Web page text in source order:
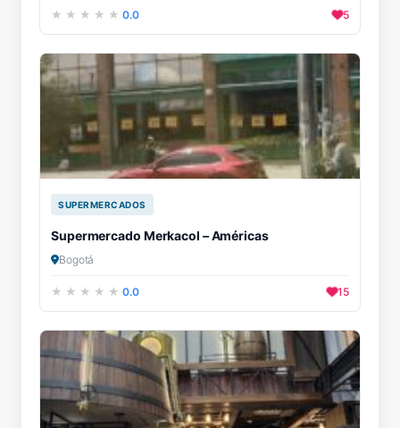
0.0 5
SUPERMERCADOS
Supermercado Merkacol – Américas
Bogotá
0.0 15